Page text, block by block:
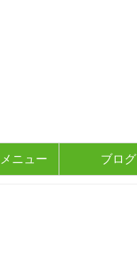
ニュー ブログ